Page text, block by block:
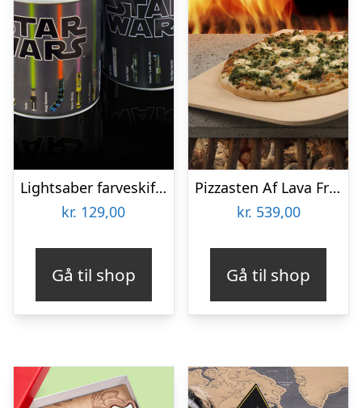
Lightsaber farveskiftende krus
kr. 129,00
Gå til shop
Pizzasten Af Lava Fra Etna
kr. 539,00
Gå til shop